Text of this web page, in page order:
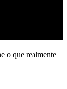
o que realmente